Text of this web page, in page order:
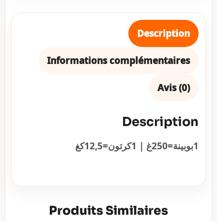
Description
Informations complémentaires
Avis (0)
Description
1بوبينة=250غ | 1كرتون=12,5كغ
Produits Similaires